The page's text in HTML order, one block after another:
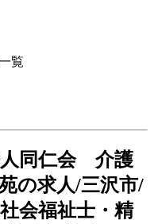
覧
人同仁会 介護
の求人/三沢市/
会福祉士・精